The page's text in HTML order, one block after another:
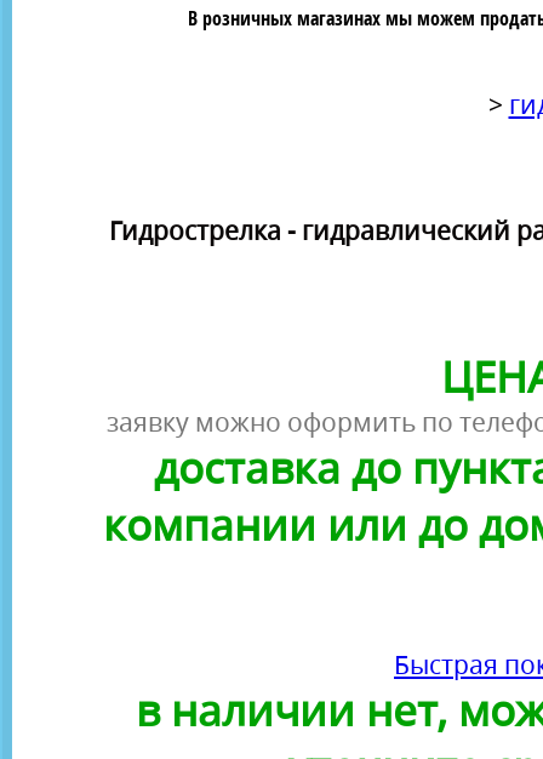
В розничных магазинах мы можем
>
Гидрострелка - гидравлический
заявку можно оформить по
доставка до
компании или до
Быстрая
в наличии нет,